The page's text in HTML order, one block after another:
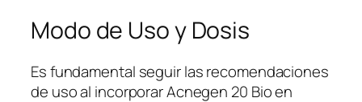
Modo de Uso y Dosis
Es fundamental seguir las recomendaciones
de uso al incorporar Acnegen 20 Bio en